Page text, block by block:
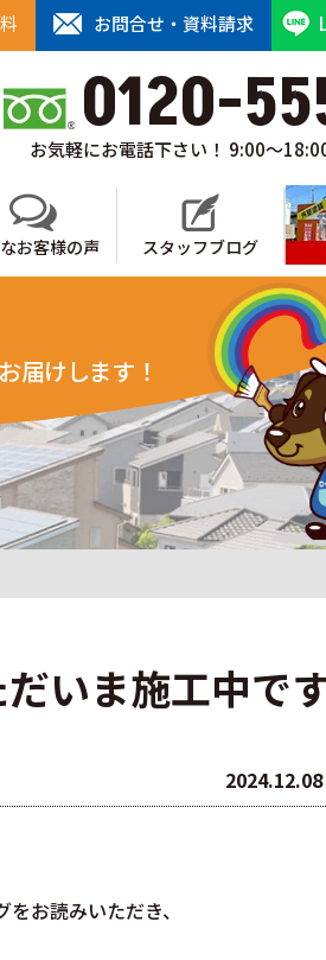
お問合せ・資料請求
0120-
お気軽にお電話下さい！ 9:00～
お客様の声
スタッフブログ
届けします！
いま施工中で
お読みいただき、